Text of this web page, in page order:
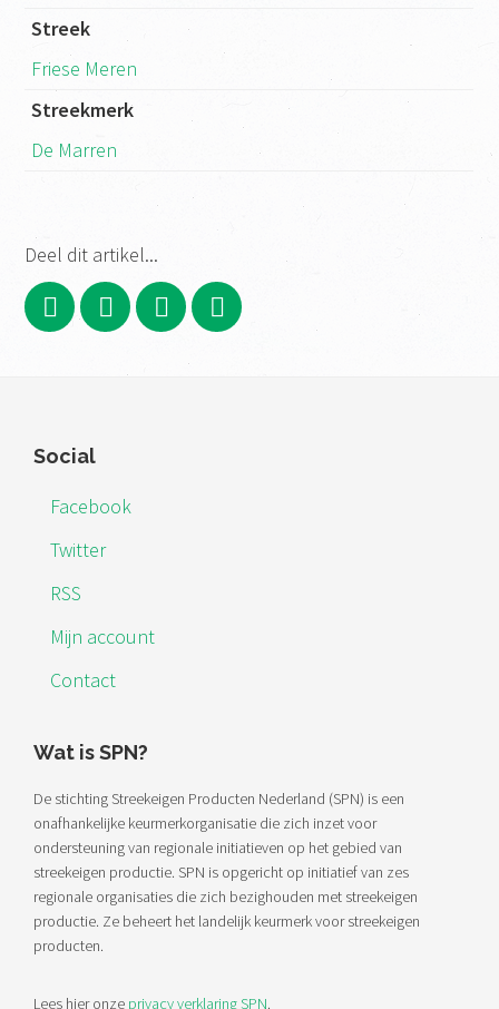
Streek
Friese Meren
Streekmerk
De Marren
Deel dit artikel...
Footer
Social
Facebook
Twitter
RSS
Mijn account
Contact
Wat is SPN?
De stichting Streekeigen Producten Nederland (SPN) is een
onafhankelijke keurmerkorganisatie die zich inzet voor
ondersteuning van regionale initiatieven op het gebied van
streekeigen productie. SPN is opgericht op initiatief van zes
regionale organisaties die zich bezighouden met streekeigen
productie. Ze beheert het landelijk keurmerk voor streekeigen
producten.
Lees hier onze privacy verklaring SPN.